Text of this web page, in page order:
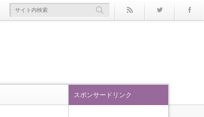
スポンサードリンク